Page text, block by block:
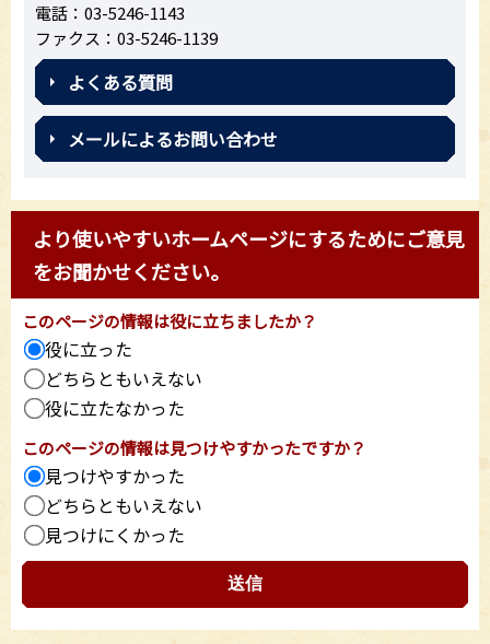
電話：03-5246-1143
ファクス：03-5246-1139
よくある質問
メールによるお問い合わせ
より使いやすいホームページにするためにご意見
をお聞かせください。
このページの情報は役に立ちましたか？
役に立った
どちらともいえない
役に立たなかった
このページの情報は見つけやすかったですか？
見つけやすかった
どちらともいえない
見つけにくかった